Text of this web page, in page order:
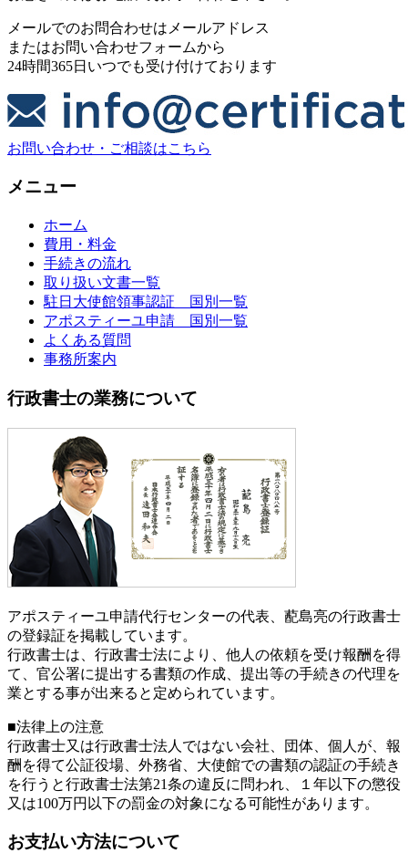
メールでのお問合わせはメールアドレス
またはお問い合わせフォームから
24時間365日いつでも受け付けております
お問い合わせ・ご相談はこちら
メニュー
ホーム
費用・料金
手続きの流れ
取り扱い文書一覧
駐日大使館領事認証 国別一覧
アポスティーユ申請 国別一覧
よくある質問
事務所案内
行政書士の業務について
アポスティーユ申請代行センターの代表、蓜島亮の行政書士
の登録証を掲載しています。
行政書士は、行政書士法により、他人の依頼を受け報酬を得
て、官公署に提出する書類の作成、提出等の手続きの代理を
業とする事が出来ると定められています。
■法律上の注意
行政書士又は行政書士法人ではない会社、団体、個人が、報
酬を得て公証役場、外務省、大使館での書類の認証の手続き
を行うと行政書士法第21条の違反に問われ、
１年以下の懲役
又は100万円以下の罰金の対象になる可能性があります。
お支払い方法について